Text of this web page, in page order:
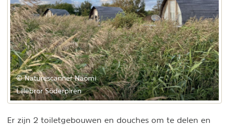
© Naturescanner Naomi
Lillebror Söderpiren
Er zijn 2 toiletgebouwen en douches om te delen en